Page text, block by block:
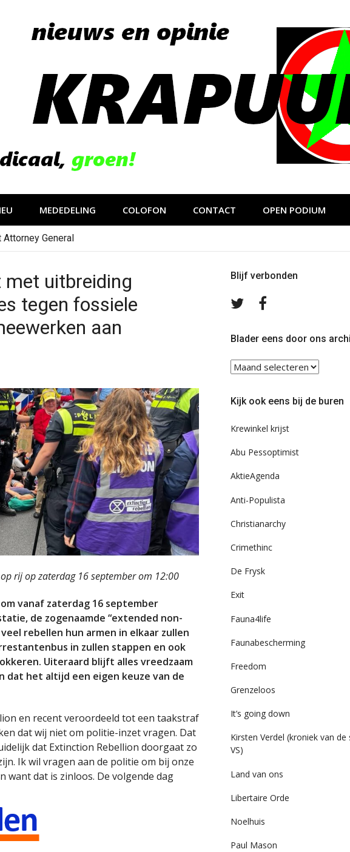
MEDEDELING COLOFON CONTACT OPEN PODIUM
General
met uitbreiding
tegen fossiele
aan
rij op zaterdag 16 september om 12:00
vanaf zaterdag 16 september
de zogenaamde “extended non-
rebellen hun armen in elkaar zullen
in zullen stappen en ook
Uiteraard blijft alles vreedzaam
dat het altijd een eigen keuze van de
en recent veroordeeld tot een taakstraf
dat wij niet om politie-inzet vragen. Dat
dat Extinction Rebellion doorgaat zo
Ik wil vragen aan de politie om bij onze
want dat is zinloos. De volgende dag
Blijf verbonden
Volg
TwitterFacebook
Blader eens door ons
Blader
eens
ons
Kijk ook eens bij de buren
Krewinkel krijst
Abu Pessoptimist
AktieAgenda
Anti-Populista
Christianarchy
Crimethinc
De Frysk
Exit
Fauna4life
Faunabescherming
Freedom
Grenzeloos
It’s going down
Kirsten Verdel (kroniek van
VS)
Land van ons
Libertaire Orde
Noelhuis
Paul Mason